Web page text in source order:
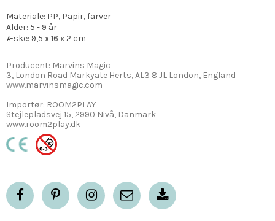
Materiale: PP, Papir, farver
Alder: 5 - 9 år
Æske: 9,5 x 16 x 2 cm
Producent: Marvins Magic
3, London Road Markyate Herts, AL3 8 JL London, England
www.marvinsmagic.com
Importør: ROOM2PLAY
Stejlepladsvej 15, 2990 Nivå, Danmark
www.room2play.dk